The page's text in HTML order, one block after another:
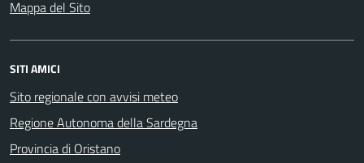
Mappa del Sito
SITI AMICI
Sito regionale con avvisi meteo
Regione Autonoma della Sardegna
Provincia di Oristano